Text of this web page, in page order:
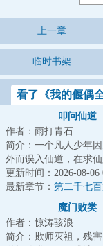
上一章
临时书架
看了《我的偃偶
叩问仙道
作者：雨打青石
简介：一个凡人少年
外而误入仙道，在求
前行。仙路难于登天，
险阻，他的求道...
更新时间：2026-08-06
最新章节： 第二千七
魔门败类
作者：惊涛骇浪
简介：欺师灭祖，残